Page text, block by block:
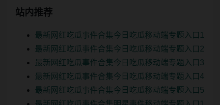
站内推荐
最新网红吃瓜事件合集今日吃瓜移动端专题入口1
最新网红吃瓜事件合集今日吃瓜移动端专题入口2
最新网红吃瓜事件合集今日吃瓜移动端专题入口3
最新网红吃瓜事件合集今日吃瓜移动端专题入口4
最新网红吃瓜事件合集今日吃瓜移动端专题入口5